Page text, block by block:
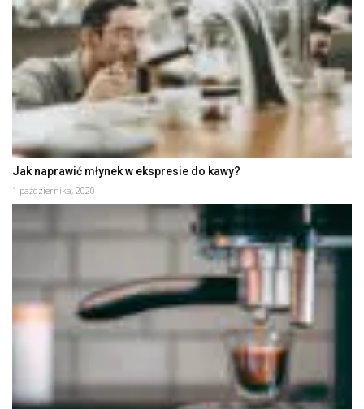
Jak naprawić młynek w ekspresie do kawy?
1 października, 2020